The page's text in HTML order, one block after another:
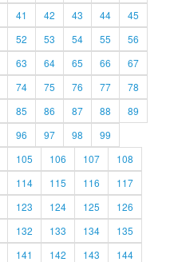
41 42 43 44
45
52 53 54 55
56
63 64 65 66
67
74 75 76 77
78
85 86 87 88
89
96 97 98
99
105 106 107
108
114 115 116
117
123 124 125
126
132 133 134
135
141 142 143
144